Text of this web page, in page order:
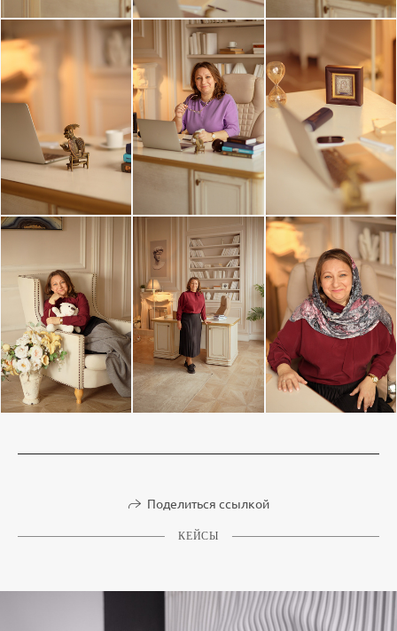
Поделиться ссылкой
КЕЙСЫ